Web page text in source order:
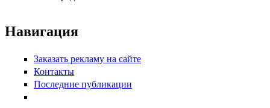
Навигация
Заказать рекламу на сайте
Контакты
Последние публикации